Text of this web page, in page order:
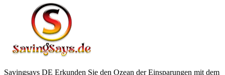
Savingsays DE Erkunden Sie den Ozean der Einsparungen mit dem